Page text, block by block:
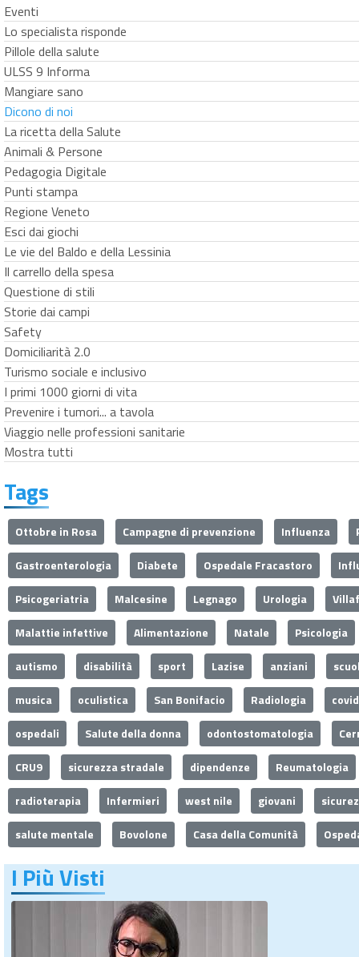
Eventi
Lo specialista risponde
Pillole della salute
ULSS 9 Informa
Mangiare sano
Dicono di noi
La ricetta della Salute
Animali & Persone
Pedagogia Digitale
Punti stampa
Regione Veneto
Esci dai giochi
Le vie del Baldo e della Lessinia
Il carrello della spesa
Questione di stili
Storie dai campi
Safety
Domiciliarità 2.0
Turismo sociale e inclusivo
I primi 1000 giorni di vita
Prevenire i tumori... a tavola
Viaggio nelle professioni sanitarie
Mostra tutti
Tags
Ottobre in Rosa Campagne di prevenzione Influenza
Gastroenterologia
Diabete Ospedale Fracastoro
Psicogeriatria
Malcesine Legnago Urologia
Malattie infettive
Alimentazione Natale
Psicologia
autismo
disabilità sport Lazise anziani
musica
oculistica San Bonifacio Radiologia
ospedali
Salute della donna odontostomatologia
CRU9
sicurezza stradale dipendenze
Reumatologia
radioterapia
Infermieri west nile giovani
salute mentale
Bovolone Casa della Comunità
I Più Visti